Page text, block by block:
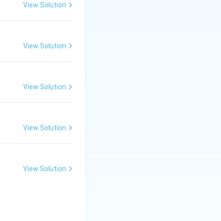
में विशेष रूप से
यमन की संरचना,
हैं।
View Solution
View Solution
View Solution
View Solution
View Solution